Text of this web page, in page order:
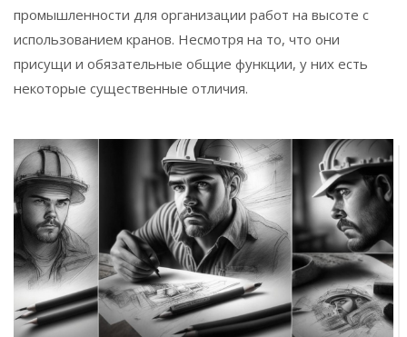
промышленности для организации работ на высоте с
использованием кранов. Несмотря на то, что они
присущи и обязательные общие функции, у них есть
некоторые существенные отличия.